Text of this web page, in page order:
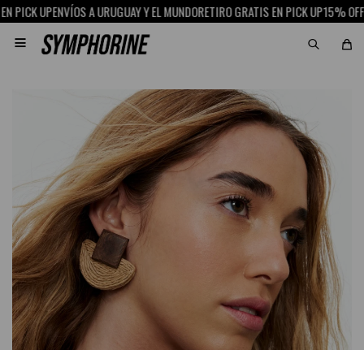
UPENVÍOS A URUGUAY Y EL MUNDORETIRO GRATIS EN PICK UP15% OFF
